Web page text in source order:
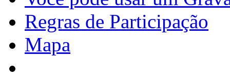
Regras de Participação
Mapa